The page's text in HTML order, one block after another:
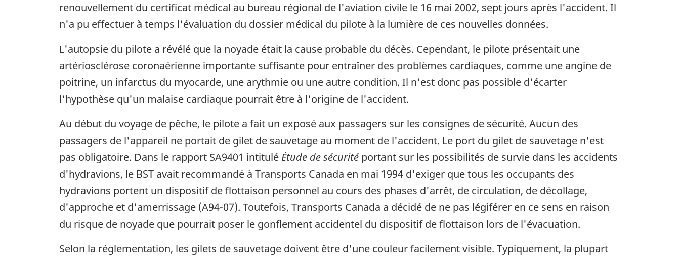
renouvellement du certificat médical au bureau régional de l'aviation civile le 16 mai 2002, sept jours après l'accident. Il
n'a pu effectuer à temps l'évaluation du dossier médical du pilote à la lumière de ces nouvelles données.
L'autopsie du pilote a révélé que la noyade était la cause probable du décès. Cependant, le pilote présentait une
artériosclérose coronaérienne importante suffisante pour entraîner des problèmes cardiaques, comme une angine de
poitrine, un infarctus du myocarde, une arythmie ou une autre condition. Il n'est donc pas possible d'écarter
l'hypothèse qu'un malaise cardiaque pourrait être à l'origine de l'accident.
Au début du voyage de pêche, le pilote a fait un exposé aux passagers sur les consignes de sécurité. Aucun des
passagers de l'appareil ne portait de gilet de sauvetage au moment de l'accident. Le port du gilet de sauvetage n'est
pas obligatoire. Dans le rapport SA9401 intitulé Étude de sécurité portant sur les possibilités de survie dans les accidents
d'hydravions, le BST avait recommandé à Transports Canada en mai 1994 d'exiger que tous les occupants des
hydravions portent un dispositif de flottaison personnel au cours des phases d'arrêt, de circulation, de décollage,
d'approche et d'amerrissage (A94-07). Toutefois, Transports Canada a décidé de ne pas légiférer en ce sens en raison
du risque de noyade que pourrait poser le gonflement accidentel du dispositif de flottaison lors de l'évacuation.
Selon la réglementation, les gilets de sauvetage doivent être d'une couleur facilement visible. Typiquement, la plupart